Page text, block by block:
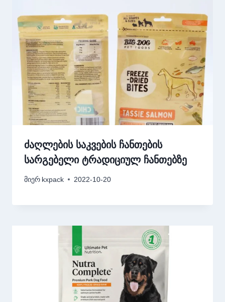
ძაღლების საკვების ჩანთების
სარგებელი ტრადიციულ ჩანთებზე
მიერ kxpack 2022-10-20